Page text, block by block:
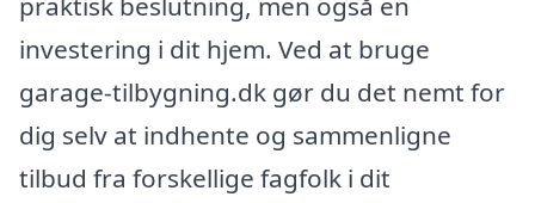
investering i dit hjem. Ved at bruge
garage-tilbygning.dk gør du det nemt for
dig selv at indhente og sammenligne
tilbud fra forskellige fagfolk i dit